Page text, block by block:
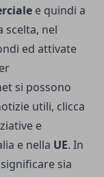
e quindi a
nel
ed attivate
si possono
utili, clicca
e
e nella UE. In
sia